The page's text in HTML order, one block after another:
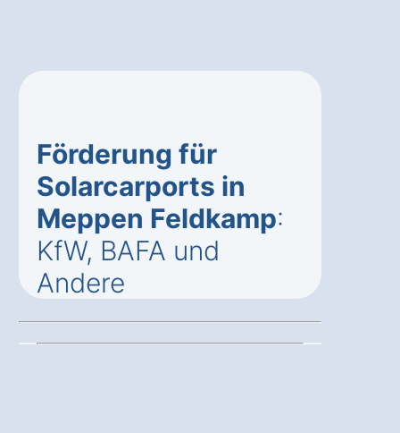
Förderung für
Solarcarports in
Meppen Feldkamp:
KfW, BAFA und
Andere